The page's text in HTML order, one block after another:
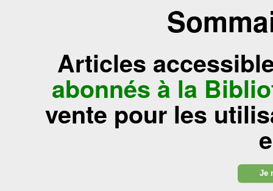
Articles
abonnés à la
vente pour les
Je